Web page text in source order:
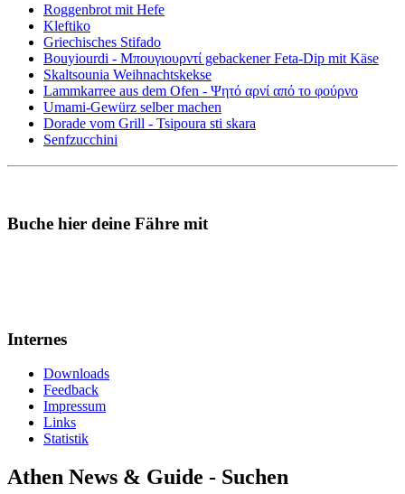
Roggenbrot mit Hefe
Kleftiko
Griechisches Stifado
Bouyiourdi - Μπουγιουρντί gebackener Feta-Dip mit Käse
Skaltsounia Weihnachtskekse
Lammkarree aus dem Ofen - Ψητό αρνί από το φούρνο
Umami-Gewürz selber machen
Dorade vom Grill - Tsipoura sti skara
Senfzucchini
Buche hier deine Fähre mit
Internes
Downloads
Feedback
Impressum
Links
Statistik
Athen News & Guide - Suchen